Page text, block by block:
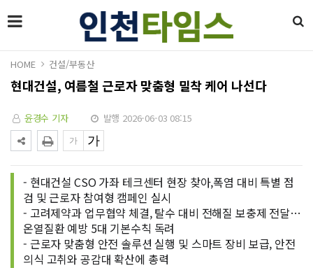
HOME 건설/부동산
현대건설, 여름철 근로자 맞춤형 밀착 케어 나선다
윤경수 기자 발행 2026-06-03 08:15
- 현대건설 CSO 가좌 테크센터 현장 찾아,폭염 대비 특별 점
검 및 근로자 참여형 캠페인 실시
- 고려제약과 업무협약 체결, 탈수 대비 전해질 보충제 전달…
온열질환 예방 5대 기본수칙 독려
- 근로자 맞춤형 안전 솔루션 실행 및 스마트 장비 보급, 안전
의식 고취와 공감대 확산에 총력